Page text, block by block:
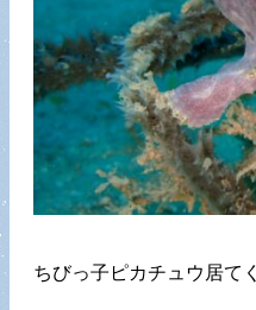
ちびっ子ピカチュウ居て